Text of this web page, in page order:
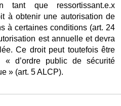
que ressortissant.e.x
à obtenir une autorisation de
à certaines conditions (art. 24
est annuelle et devra
Ce droit peut toutefois être
« d’ordre public de sécurité
» (art. 5 ALCP).